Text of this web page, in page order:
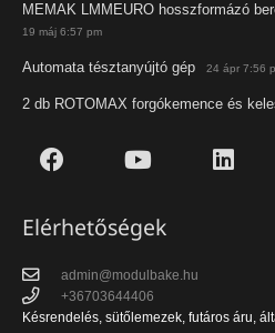
MEMAK LMMEURO hosszformázó
19 máj 6:57 pm
Automata tésztanyújtó gép 24 ápr 7:56
2 db ROTOMAX forgókemence és
Elérhetőségek
admin@modulbake.hu
+36703644406
Késrendelés, sütőlemezek, futáros áru,